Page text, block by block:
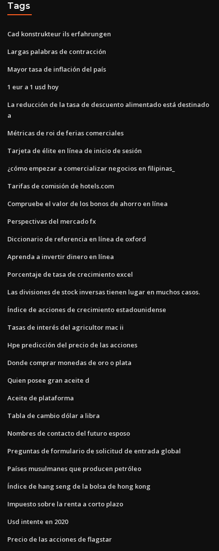
Tags
Cad konstrukteur ils erfahrungen
Largas palabras de contracción
Mayor tasa de inflación del país
1 eur a 1 usd hoy
La reducción de la tasa de descuento alimentado está destinado
a
Métricas de roi de ferias comerciales
Tarjeta de élite en línea de inicio de sesión
¿cómo empezar a comercializar negocios en filipinas_
Tarifas de comisión de hotels.com
Compruebe el valor de los bonos de ahorro en línea
Perspectivas del mercado fx
Diccionario de referencia en línea de oxford
Aprenda a invertir dinero en línea
Porcentaje de tasa de crecimiento excel
Las divisiones de stock inversas tienen lugar en muchos casos.
Índice de acciones de crecimiento estadounidense
Tasas de interés del agricultor mac ii
Hpe predicción del precio de las acciones
Donde comprar monedas de oro o plata
Quien posee gran aceite d
Aceite de plataforma
Tabla de cambio dólar a libra
Nombres de contacto del futuro esposo
Preguntas de formulario de solicitud de entrada global
Países musulmanes que producen petróleo
Índice de hang seng de la bolsa de hong kong
Impuesto sobre la renta a corto plazo
Usd intente en 2020
Precio de las acciones de flagstar